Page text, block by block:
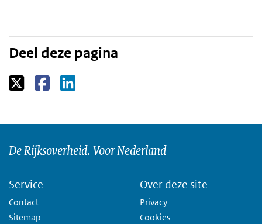
Deel deze pagina
De Rijksoverheid. Voor Nederland
Service
Contact
Sitemap
Over deze site
Privacy
Cookies